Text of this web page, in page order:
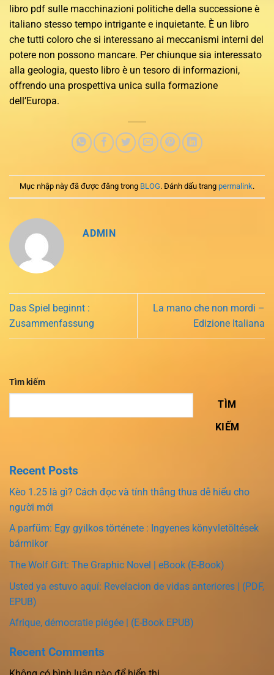
libro pdf sulle macchinazioni politiche della successione è
italiano stesso tempo intrigante e inquietante. È un libro
che tutti coloro che si interessano ai meccanismi interni del
potere non possono mancare. Per chiunque sia interessato
alla geologia, questo libro è un tesoro di informazioni,
offrendo una prospettiva unica sulla formazione
dell’Europa.
Mục nhập này đã được đăng trong BLOG. Đánh dấu trang permalink.
ADMIN
Das Spiel beginnt :
Zusammenfassung
La mano che non mordi –
Edizione Italiana
Tìm kiếm
TÌM
KIẾM
Recent Posts
Kèo 1.25 là gì? Cách đọc và tính thắng thua dễ hiểu cho
người mới
A parfüm: Egy gyilkos története : Ingyenes könyvletöltések
bármikor
The Wolf Gift: The Graphic Novel | eBook (E-Book)
Usted ya estuvo aquí: Revelacion de vidas anteriores | (PDF,
EPUB)
Afrique, démocratie piégée | (E-Book EPUB)
Recent Comments